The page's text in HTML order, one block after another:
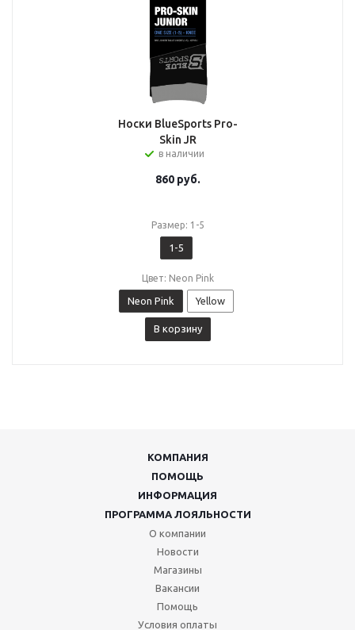
Носки BlueSports Pro-
Skin JR
в наличии
860 руб.
Размер: 1-5
1-5
Цвет: Neon Pink
Neon Pink Yellow
В корзину
КОМПАНИЯ
ПОМОЩЬ
ИНФОРМАЦИЯ
ПРОГРАММА ЛОЯЛЬНОСТИ
О компании
Новости
Магазины
Вакансии
Помощь
Условия оплаты